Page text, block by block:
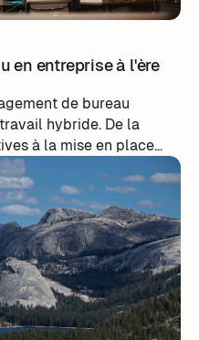
en entreprise à l'ère
de bureau
hybride. De la
à la mise en place
explorez des idées
besoins des employés
au bureau.